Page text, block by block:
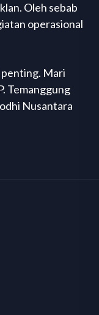
Oleh sebab
operasional
penting. Mari
Temanggung
Nusantara